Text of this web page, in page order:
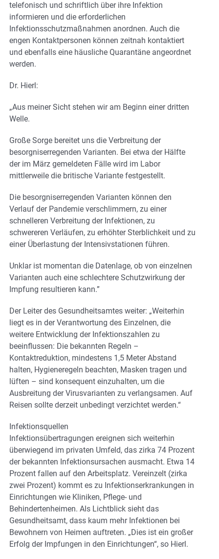
telefonisch und schriftlich über ihre Infektion
informieren und die erforderlichen
Infektionsschutzmaßnahmen anordnen. Auch die
engen Kontaktpersonen können zeitnah kontaktiert
und ebenfalls eine häusliche Quarantäne angeordnet
werden.
Dr. Hierl:
„Aus meiner Sicht stehen wir am Beginn einer dritten
Welle.
Große Sorge bereitet uns die Verbreitung der
besorgniserregenden Varianten. Bei etwa der Hälfte
der im März gemeldeten Fälle wird im Labor
mittlerweile die britische Variante festgestellt.
Die besorgniserregenden Varianten können den
Verlauf der Pandemie verschlimmern, zu einer
schnelleren Verbreitung der Infektionen, zu
schwereren Verläufen, zu erhöhter Sterblichkeit und zu
einer Überlastung der Intensivstationen führen.
Unklar ist momentan die Datenlage, ob von einzelnen
Varianten auch eine schlechtere Schutzwirkung der
Impfung resultieren kann.”
Der Leiter des Gesundheitsamtes weiter: „Weiterhin
liegt es in der Verantwortung des Einzelnen, die
weitere Entwicklung der Infektionszahlen zu
beeinflussen: Die bekannten Regeln –
Kontaktreduktion, mindestens 1,5 Meter Abstand
halten, Hygieneregeln beachten, Masken tragen und
lüften – sind konsequent einzuhalten, um die
Ausbreitung der Virusvarianten zu verlangsamen. Auf
Reisen sollte derzeit unbedingt verzichtet werden.“
Infektionsquellen
Infektionsübertragungen ereignen sich weiterhin
überwiegend im privaten Umfeld, das zirka 74 Prozent
der bekannten Infektionsursachen ausmacht. Etwa 14
Prozent fallen auf den Arbeitsplatz. Vereinzelt (zirka
zwei Prozent) kommt es zu Infektionserkrankungen in
Einrichtungen wie Kliniken, Pflege- und
Behindertenheimen. Als Lichtblick sieht das
Gesundheitsamt, dass kaum mehr Infektionen bei
Bewohnern von Heimen auftreten. „Dies ist ein großer
Erfolg der Impfungen in den Einrichtungen“, so Hierl.